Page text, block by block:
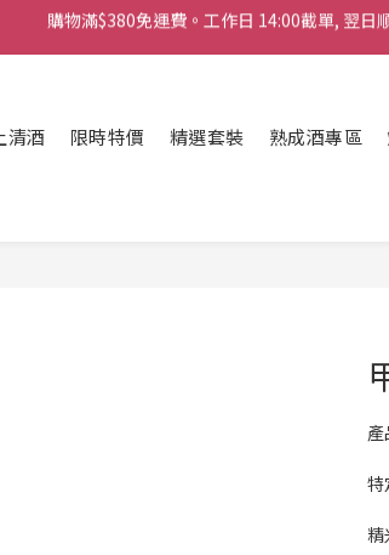
購物滿$380免運費。工作日 14:00截單, 翌日
「720ml 清酒自由配 (Mix & Match)」
購物滿$380免運費。工作日 14:00截單, 翌日
清酒 限時特價 精選套裝 熟成酒專區
特
精